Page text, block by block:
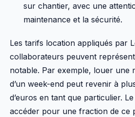
sur chantier, avec une
maintenance et la sécurité.
Les tarifs location appliqués par
collaborateurs peuvent
notable. Par exemple, louer une
d’un week-end peut revenir à
d’euros en tant que particulier.
accéder pour une fraction de ce